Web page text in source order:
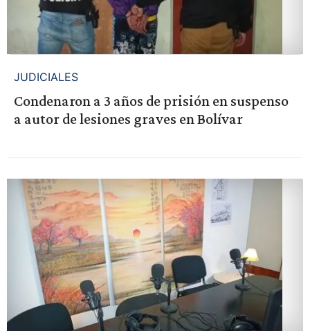
JUDICIALES
Condenaron a 3 años de prisión en suspenso
a autor de lesiones graves en Bolívar